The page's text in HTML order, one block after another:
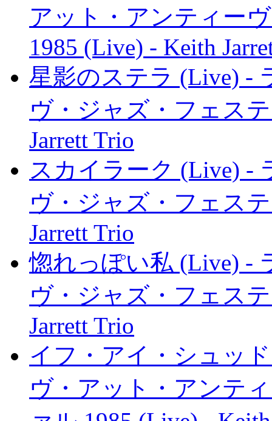
アット・アンティー
1985 (Live) - Keith
星影のステラ (Live) -
ヴ・ジャズ・フェス
Jarrett Trio
スカイラーク (Live) -
ヴ・ジャズ・フェス
Jarrett Trio
惚れっぽい私 (Live) -
ヴ・ジャズ・フェス
Jarrett Trio
イフ・アイ・シュッ
ヴ・アット・アンテ